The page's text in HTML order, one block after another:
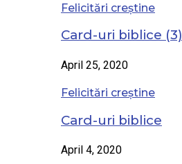
Felicitări creștine
Card-uri biblice (3)
April 25, 2020
Felicitări creștine
Card-uri biblice
April 4, 2020